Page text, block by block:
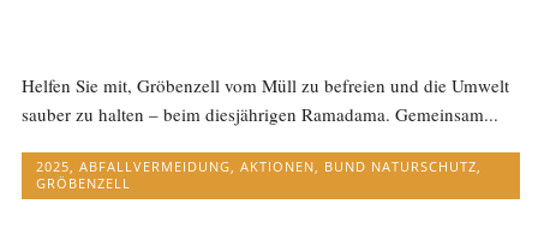
Helfen Sie mit, Gröbenzell vom Müll zu befreien und die Umwelt
sauber zu halten – beim diesjährigen Ramadama. Gemeinsam...
2025,ABFALLVERMEIDUNG,AKTIONEN, BUND NATURSCHUTZ,
GRÖBENZELL